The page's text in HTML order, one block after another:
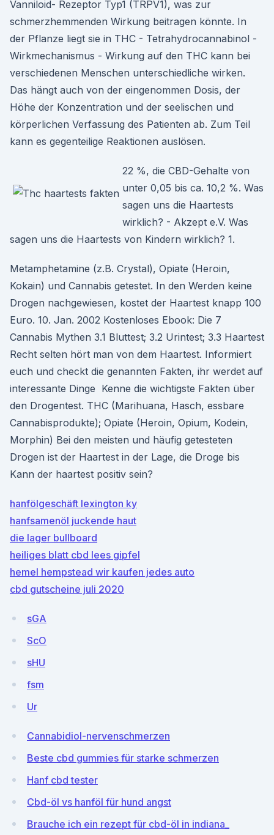
Vanniloid- Rezeptor Typ1 (TRPV1), was zur
schmerzhemmenden Wirkung beitragen könnte. In
der Pflanze liegt sie in THC - Tetrahydrocannabinol -
Wirkmechanismus - Wirkung auf den THC kann bei
verschiedenen Menschen unterschiedliche wirken.
Das hängt auch von der eingenommen Dosis, der
Höhe der Konzentration und der seelischen und
körperlichen Verfassung des Patienten ab. Zum Teil
kann es gegenteilige Reaktionen auslösen.
22 %, die CBD-Gehalte von
unter 0,05 bis ca. 10,2 %. Was
sagen uns die Haartests
wirklich? - Akzept e.V. Was
sagen uns die Haartests von Kindern wirklich? 1.
Metamphetamine (z.B. Crystal), Opiate (Heroin,
Kokain) und Cannabis getestet. In den Werden keine
Drogen nachgewiesen, kostet der Haartest knapp 100
Euro. 10. Jan. 2002 Kostenloses Ebook: Die 7
Cannabis Mythen 3.1 Bluttest; 3.2 Urintest; 3.3 Haartest
Recht selten hört man von dem Haartest. Informiert
euch und checkt die genannten Fakten, ihr werdet auf
interessante Dinge Kenne die wichtigste Fakten über
den Drogentest. THC (Marihuana, Hasch, essbare
Cannabisprodukte); Opiate (Heroin, Opium, Kodein,
Morphin) Bei den meisten und häufig getesteten
Drogen ist der Haartest in der Lage, die Droge bis
Kann der haartest positiv sein?
hanfölgeschäft lexington ky
hanfsamenöl juckende haut
die lager bullboard
heiliges blatt cbd lees gipfel
hemel hempstead wir kaufen jedes auto
cbd gutscheine juli 2020
sGA
ScO
sHU
fsm
Ur
Cannabidiol-nervenschmerzen
Beste cbd gummies für starke schmerzen
Hanf cbd tester
Cbd-öl vs hanföl für hund angst
Brauche ich ein rezept für cbd-öl in indiana_